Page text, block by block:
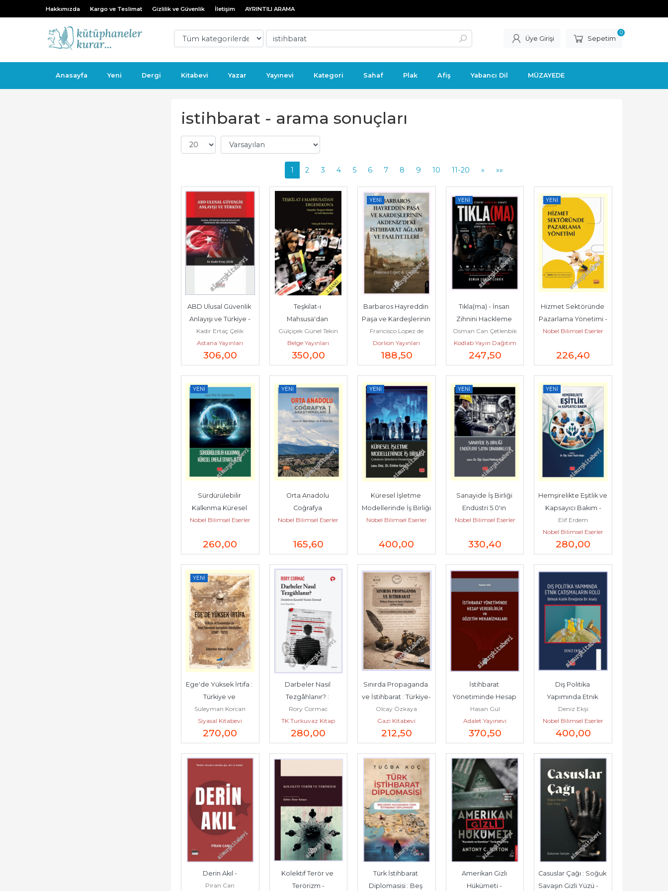
Hakkımızda Kargo ve Teslimat Gizlilik ve Güvenlik İletişim AYRINTILI ARAMA
Üye Girişi Sepetim
0
Anasayfa Yeni Dergi Kitabevi Yazar Yayınevi Kategori Sahaf Plak Afiş Yabancı Dil MÜZAYEDE
istihbarat - arama sonuçları
1 2 3 4 5 6 7 8 9 10 11-20 » »»
ABD Ulusal Güvenlik
Anlayışı ve Türkiye -
Kadir Ertaç Çelik
Astana Yayınları
306,00
Teşkilat-ı
Mahsusa'dan
Ergenekon'a
Kayıplar, Yargısız
İnfazlar ve Fail-i...
Gülçiçek Günel Tekin
Belge Yayınları
350,00
YENI
Barbaros Hayreddin
Paşa ve Kardeşlerinin
Akdeniz'deki
İstihbarat Ağları...
Francisco Lopez de
Gomara
Dorlion Yayınları
188,50
YENI
Tıkla(ma) - İnsan
Zihnini Hackleme
Sanatı : Düşünmeden
Tıklama Çünkü...
Osman Can Çetlenbik
Kodlab Yayın Dağıtım
247,50
YENI
Hizmet Sektöründe
Pazarlama Yönetimi -
Nobel Bilimsel Eserler
226,40
YENI
Sürdürülebilir
Kalkınma Küresel
Enerji Stratejileri -
Nobel Bilimsel Eserler
260,00
YENI
Orta Anadolu
Coğrafya
Araştırmaları - 1 -
Nobel Bilimsel Eserler
165,60
YENI
Küresel İşletme
Modellerinde İş Birliği
- Çokuluslu
Nobel Bilimsel Eserler
400,00
YENI
Sanayide İş Birliği
Endüstri 5.0'ın
Dinamikleri -
Nobel Bilimsel Eserler
330,40
YENI
Hemşirelikte Eşitlik ve
Kapsayıcı Bakım -
Elif Erdem
Nobel Bilimsel Eserler
280,00
YENI
Ege'de Yüksek İrtifa :
Türkiye ve
Yunanistan'da Hava
Savunma Sanayiinin...
Süleyman Korcan
Özalp
Siyasal Kitabevi
270,00
Darbeler Nasıl
Tezgâhlanır? :
Devletlerin Karanlık
Yüzünü Tanımak -
Rory Cormac
TK Turkuvaz Kitap
280,00
Sınırda Propaganda
ve İstihbarat : Türkiye-
Fransa ve Suriye
İlişkileri...
Olcay Özkaya
Gazi Kitabevi
212,50
İstihbarat
Yönetiminde Hesap
Verilebilirlik ve
Gözerim
Mekanizmaları -
Hasan Gül
Adalet Yayınevi
370,50
Dış Politika
Yapımında Etnik
Çatışmaların Rolü :
Birleşik Krallık...
Deniz Ekşi
Nobel Bilimsel Eserler
400,00
Derin Akıl -
Piran Can
Kolektif Terör ve
Terörizm -
Türk İstihbarat
Diplomasisi : Beş
Amerikan Gizli
Hükümeti -
Casuslar Çağı : Soğuk
Savaşın Gizli Yüzü -